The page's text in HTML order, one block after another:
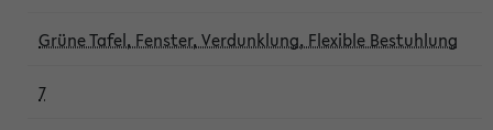
Grüne Tafel, Fenster, Verdunklung, Flexible Bestuhlung
7